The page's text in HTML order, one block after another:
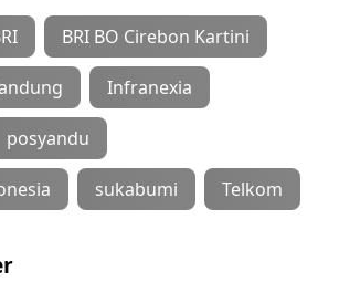
BRI BO Cirebon Kartini
Infranexia
posyandu
sukabumi Telkom